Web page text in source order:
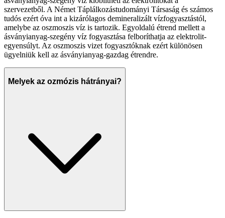
szervezetből. A Német Táplálkozástudományi Társaság és számos
tudós ezért óva int a kizárólagos demineralizált vízfogyasztástól,
amelybe az oszmoszis víz is tartozik. Egyoldalú étrend mellett a
ásványianyag-szegény víz fogyasztása felboríthatja az elektrolit-
egyensúlyt. Az oszmoszis vizet fogyasztóknak ezért különösen
ügyelniük kell az ásványianyag-gazdag étrendre.
Melyek az ozmózis hátrányai?